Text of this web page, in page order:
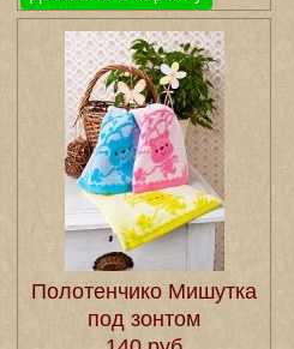
Полотенчико Мишутка
под зонтом